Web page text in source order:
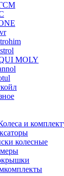
MOLY
и
колесные